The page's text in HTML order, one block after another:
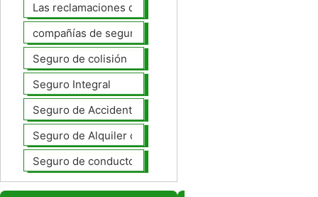
Las reclamaciones de seguros de automóviles
compañías de seguros de coche
Seguro de colisión
Seguro Integral
Seguro de Accidentes Personales
Seguro de Alquiler de coches
Seguro de conductores no asegurados